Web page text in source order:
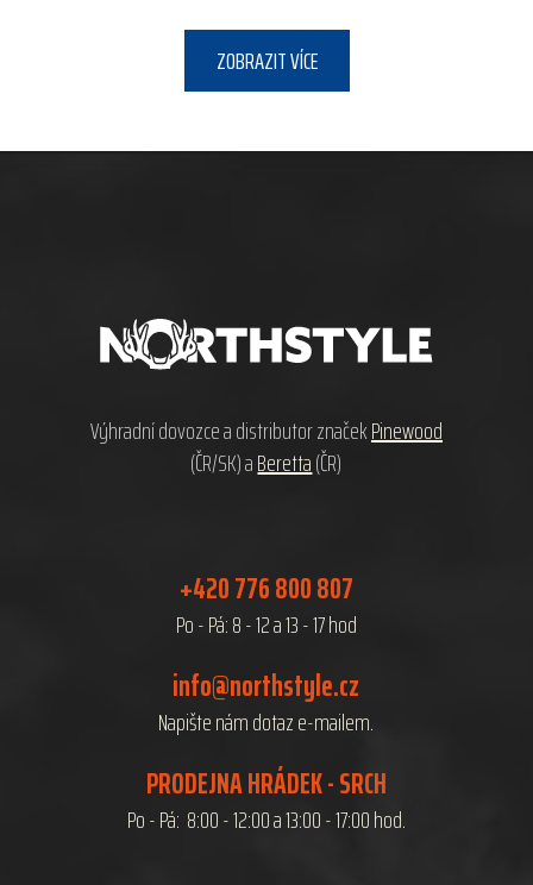
ZOBRAZIT VÍCE
Výhradní dovozce a distributor značekPinewood
(ČR/SK) aBeretta(ČR)
+420 776 800 807
Po - Pá: 8 - 12 a 13 - 17 hod
info@northstyle.cz
Napište nám dotaz e-mailem.
PRODEJNA HRÁDEK - SRCH
Po - Pá: 8:00 - 12:00 a 13:00 - 17:00 hod.